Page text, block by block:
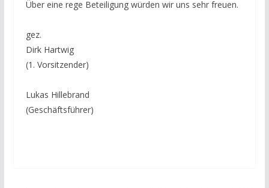
Über eine rege Beteiligung würden wir uns sehr freuen.
gez.
Dirk Hartwig
(1. Vorsitzender)
Lukas Hillebrand
(Geschäftsführer)